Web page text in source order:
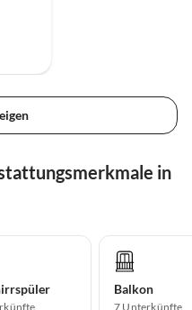
in
Balkon
7 Unterkünfte